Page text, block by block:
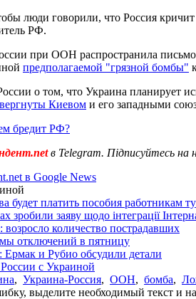
люди говорили, что Россия
РФ.
при ООН распространила письмо
предполагаемой "грязной бомбы"
о том, что Украина планирует
Киевом и его западными
бредит РФ?
в Telegram. Підписуйтесь на
в Google News
будет платить пособия работникам
зробили заяву щодо інтеграції
количество пострадавших
отключений в пятницу
Ермак и Рубио обсудили детали
с Украиной
, Украина-Россия, ООН, бомба,
выделите необходимый текст и